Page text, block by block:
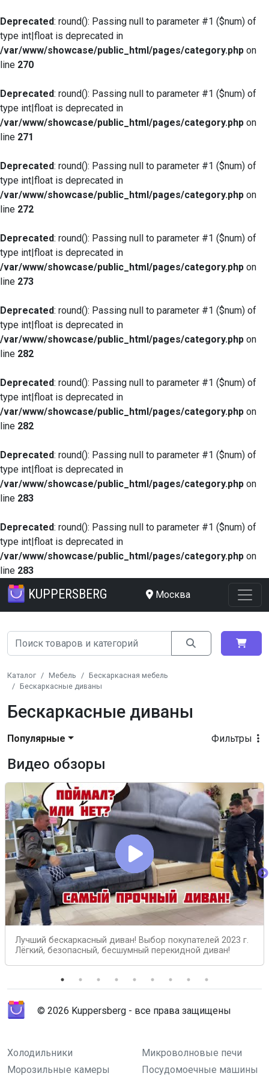
Deprecated: round(): Passing null to parameter #1 ($num) of
type int|float is deprecated in
/var/www/showcase/public_html/pages/category.php on
line 270
Deprecated: round(): Passing null to parameter #1 ($num) of
type int|float is deprecated in
/var/www/showcase/public_html/pages/category.php on
line 271
Deprecated: round(): Passing null to parameter #1 ($num) of
type int|float is deprecated in
/var/www/showcase/public_html/pages/category.php on
line 272
Deprecated: round(): Passing null to parameter #1 ($num) of
type int|float is deprecated in
/var/www/showcase/public_html/pages/category.php on
line 273
Deprecated: round(): Passing null to parameter #1 ($num) of
type int|float is deprecated in
/var/www/showcase/public_html/pages/category.php on
line 282
Deprecated: round(): Passing null to parameter #1 ($num) of
type int|float is deprecated in
/var/www/showcase/public_html/pages/category.php on
line 282
Deprecated: round(): Passing null to parameter #1 ($num) of
type int|float is deprecated in
/var/www/showcase/public_html/pages/category.php on
line 283
Deprecated: round(): Passing null to parameter #1 ($num) of
type int|float is deprecated in
/var/www/showcase/public_html/pages/category.php on
line 283
KUPPERSBERG Москва
Каталог Мебель
Бескаркасная мебель
Бескаркасные диваны
Бескаркасные диваны
Фильтры
Популярные
Видео обзоры
Лучший бескаркасный диван! Выбор покупателей 2023 г.
Лёгкий, безопасный, бесшумный перекидной диван!
© 2026 Kuppersberg - все права защищены
Холодильники
Микроволновые печи
Морозильные камеры
Посудомоечные машины